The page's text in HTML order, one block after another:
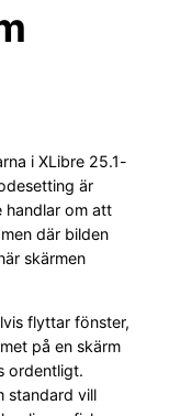
i XLibre 25.1-
är
handlar om att
där bilden
skärmen
flyttar fönster,
på en skärm
ordentligt.
standard vill